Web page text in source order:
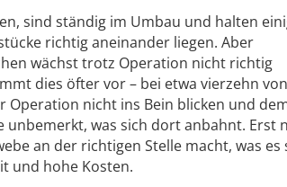
sind ständig im Umbau und halten
richtig aneinander liegen. Aber
wächst trotz Operation nicht richtig
dies öfter vor – bei etwa vierzehn von
nicht ins Bein blicken und
was sich dort anbahnt. Erst
an der richtigen Stelle macht, was es
und hohe Kosten.